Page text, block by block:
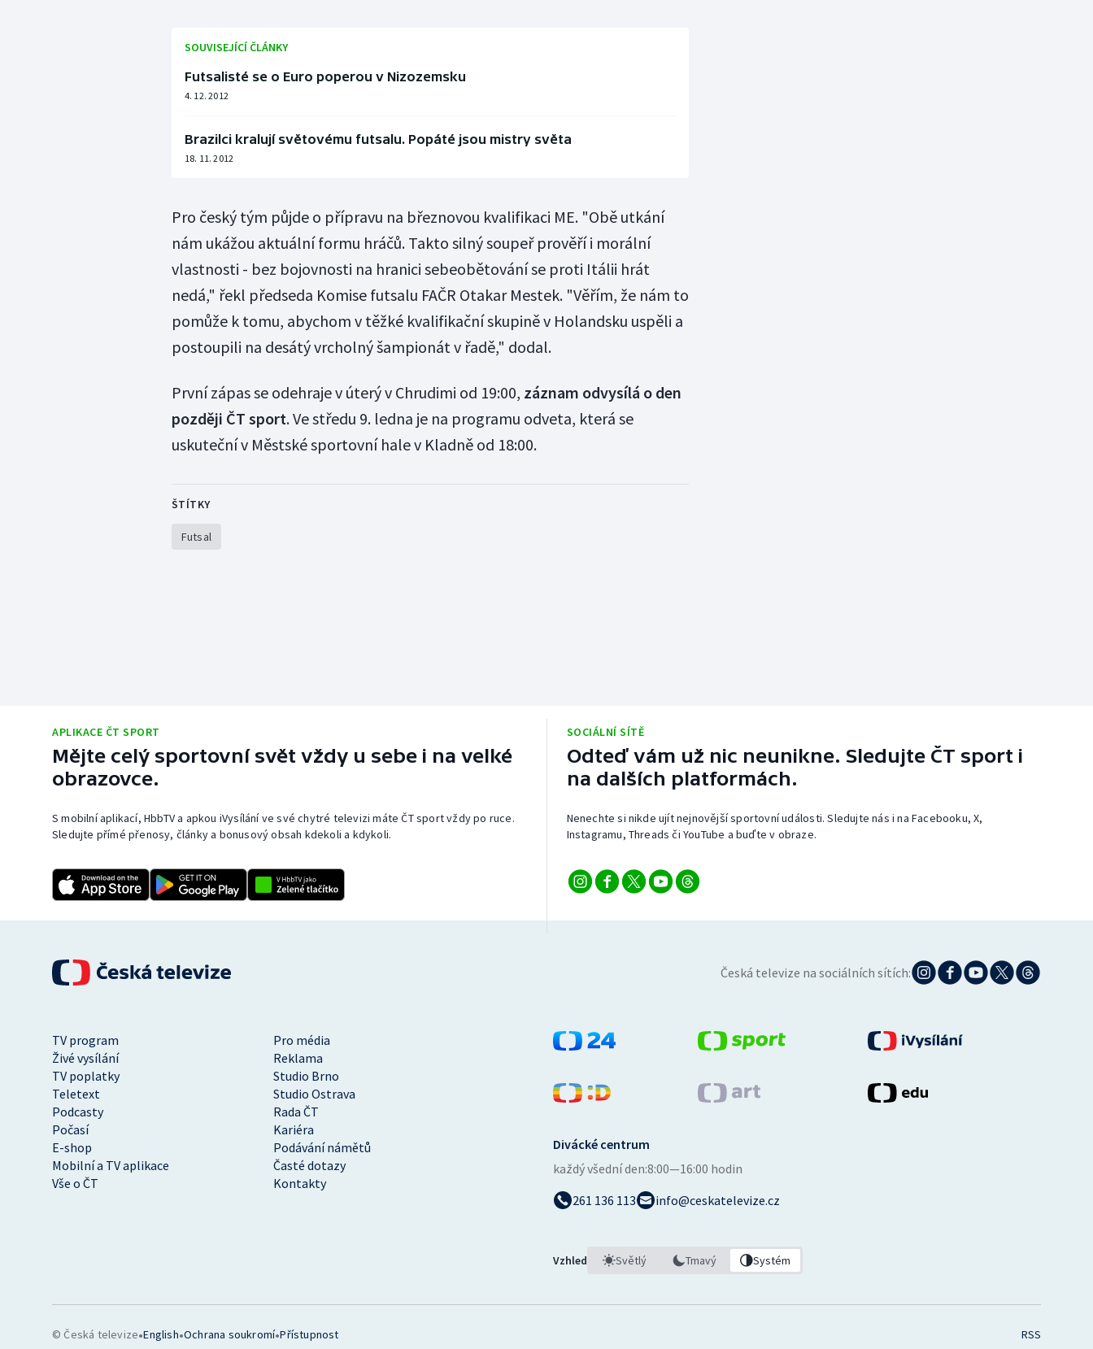
SOUVISEJÍCÍ ČLÁNKY
Futsalisté se o Euro poperou v Nizozemsku
4. 12. 2012
Brazilci kralují světovému futsalu. Popáté jsou mistry světa
18. 11. 2012
Pro český tým půjde o přípravu na březnovou kvalifikaci ME. "Obě utkání
nám ukážou aktuální formu hráčů. Takto silný soupeř prověří i morální
vlastnosti - bez bojovnosti na hranici sebeobětování se proti Itálii hrát
nedá," řekl předseda Komise futsalu FAČR Otakar Mestek. "Věřím, že nám to
pomůže k tomu, abychom v těžké kvalifikační skupině v Holandsku uspěli a
postoupili na desátý vrcholný šampionát v řadě," dodal.
První zápas se odehraje v úterý v Chrudimi od 19:00, záznam odvysílá o den
později ČT sport. Ve středu 9. ledna je na programu odveta, která se
uskuteční v Městské sportovní hale v Kladně od 18:00.
ŠTÍTKY
Futsal
APLIKACE ČT SPORT
Mějte celý sportovní svět vždy u sebe i na velké
obrazovce.
S mobilní aplikací, HbbTV a apkou iVysílání ve své chytré televizi máte ČT sport vždy po ruce.
Sledujte přímé přenosy, články a bonusový obsah kdekoli a kdykoli.
SOCIÁLNÍ SÍTĚ
Odteď vám už nic neunikne. Sledujte ČT sport i
na dalších platformách.
Nenechte si nikde ujít nejnovější sportovní události. Sledujte nás i na Facebooku, X,
Instagramu, Threads či YouTube a buďte v obraze.
Česká televize na sociálních sítích:
TV program
Pro média
Živé vysílání
Reklama
TV poplatky
Studio Brno
Teletext
Studio Ostrava
Podcasty
Rada ČT
Počasí
Kariéra
E-shop
Podávání námětů
Mobilní a TV aplikace
Časté dotazy
Vše o ČT
Kontakty
Divácké centrum
každý všední den:8:00—16:00 hodin
261 136 113
info@ceskatelevize.cz
Vzhled Světlý Tmavý Systém
© Česká televize•English•Ochrana soukromí•Přístupnost RSS